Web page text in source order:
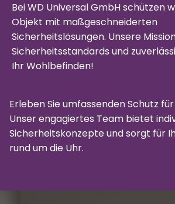
Bei WD Universal GmbH schützen
Objekt mit maßgeschneiderten
Sicherheitslösungen. Unsere
Sicherheitsstandards und
Ihr Wohlbefinden!
Erleben Sie umfassenden Schutz für
Unser engagiertes Team bietet
Sicherheitskonzepte und sorgt für
rund um die Uhr.